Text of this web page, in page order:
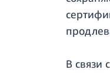
В связи